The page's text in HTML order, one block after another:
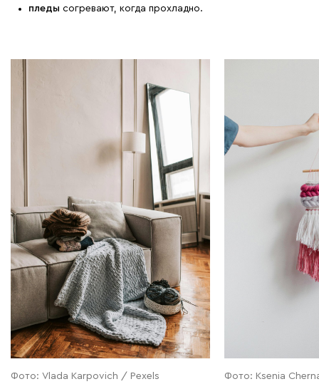
пледы согревают, когда прохладно.
Фото: Vlada Karpovich / Pexels Фото: Ksenia